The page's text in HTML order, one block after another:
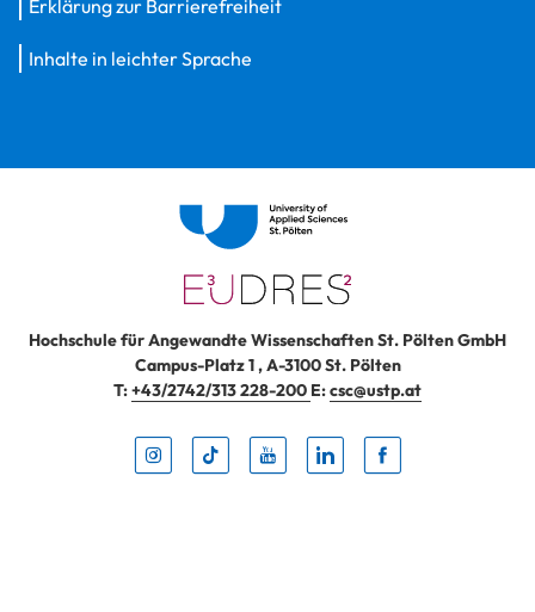
Erklärung zur Barrierefreiheit
Inhalte in leichter Sprache
Hochschule für Angewandte Wissenschaften St. Pölten GmbH
Campus-Platz 1,A-3100St. Pölten
T:+43/2742/313 228-200 E:csc@ustp.at